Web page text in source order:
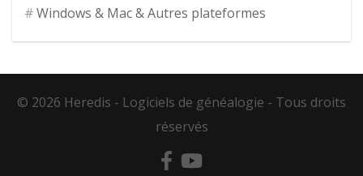
Windows & Mac & Autres plateformes
© 2026 Heredis - Logiciels de généalogie - Tous droits
réservés